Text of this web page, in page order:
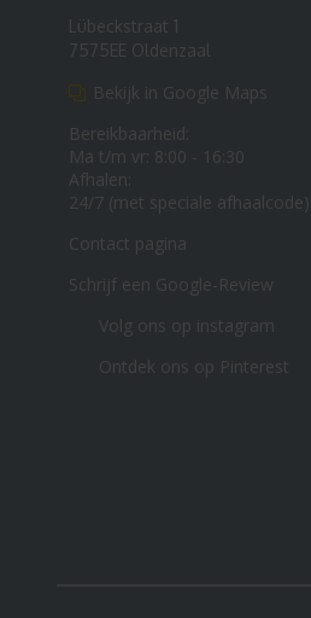
Lübeckstraat 1
7575EE Oldenzaal
Bekijk in Google Maps
Bereikbaarheid:
Ma t/m vr: 8:00 - 16:30
Afhalen:
24/7 (met speciale afhaalcode)
Contact pagina
Schrijf een Google-Review
Volg ons op instagram
Ontdek ons op Pinterest